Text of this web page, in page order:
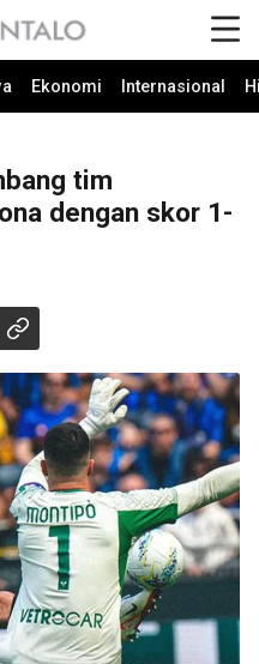
Ekonomi Internasional
tim
dengan skor 1-